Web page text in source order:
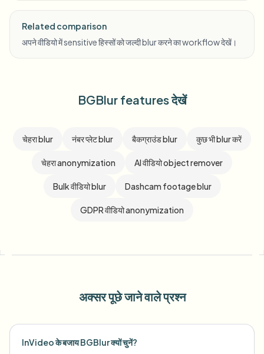
Related comparison
अपने वीडियो में sensitive हिस्सों को जल्दी blur करने का workflow देखें।
BGBlur features देखें
चेहरा blur नंबर प्लेट blur बैकग्राउंड blur कुछ भी blur करें
चेहरा anonymization AI वीडियो object remover
Bulk वीडियो blur Dashcam footage blur
GDPR वीडियो anonymization
अक्सर पूछे जाने वाले प्रश्न
InVideo के बजाय BGBlur क्यों चुनें?